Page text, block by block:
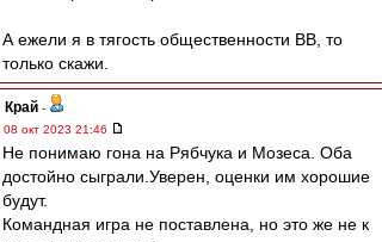
А ежели я в тягость общественности ВВ, то
только скажи.
Край -
08 окт 2023 21:46
Не понимаю гона на Рябчука и Мозеса. Оба
достойно сыграли.Уверен, оценки им хорошие
будут.
Командная игра не поставлена, но это же не к